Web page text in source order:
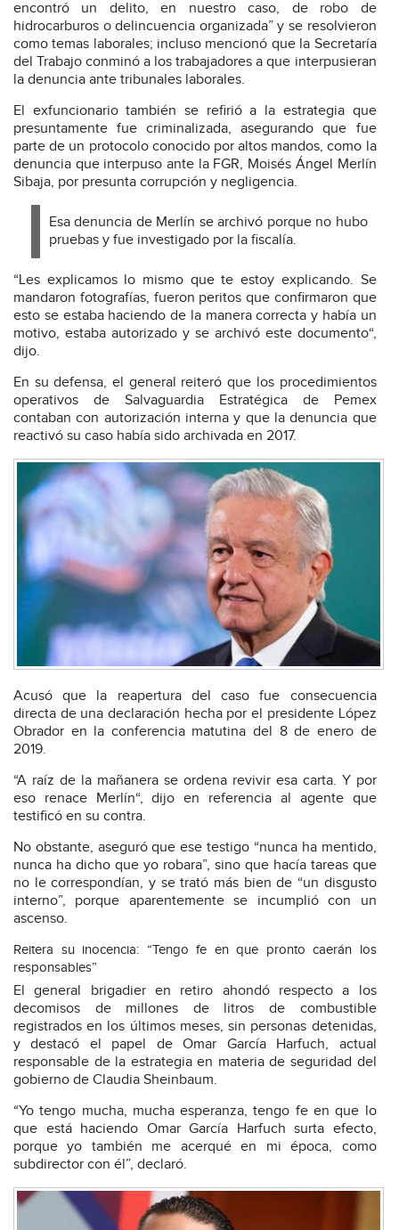
encontró un delito, en nuestro caso, de robo de
hidrocarburos o delincuencia organizada” y se resolvieron
como temas laborales; incluso mencionó que la Secretaría
del Trabajo conminó a los trabajadores a que interpusieran
la denuncia ante tribunales laborales.
El exfuncionario también se refirió a la estrategia que
presuntamente fue criminalizada, asegurando que fue
parte de un protocolo conocido por altos mandos, como la
denuncia que interpuso ante la FGR, Moisés Ángel Merlín
Sibaja, por presunta corrupción y negligencia.
Esa denuncia de Merlín se archivó porque no hubo
pruebas y fue investigado por la fiscalía.
“Les explicamos lo mismo que te estoy explicando. Se
mandaron fotografías, fueron peritos que confirmaron que
esto se estaba haciendo de la manera correcta y había un
motivo, estaba autorizado y se archivó este documento“,
dijo.
En su defensa, el general reiteró que los procedimientos
operativos de Salvaguardia Estratégica de Pemex
contaban con autorización interna y que la denuncia que
reactivó su caso había sido archivada en 2017.
Acusó que la reapertura del caso fue consecuencia
directa de una declaración hecha por el presidente López
Obrador en la conferencia matutina del 8 de enero de
2019.
“A raíz de la mañanera se ordena revivir esa carta. Y por
eso renace Merlín“, dijo en referencia al agente que
testificó en su contra.
No obstante, aseguró que ese testigo “nunca ha mentido,
nunca ha dicho que yo robara”, sino que hacía tareas que
no le correspondían, y se trató más bien de “un disgusto
interno”, porque aparentemente se incumplió con un
ascenso.
Reitera su inocencia: “Tengo fe en que pronto caerán los
responsables”
El general brigadier en retiro ahondó respecto a los
decomisos de millones de litros de combustible
registrados en los últimos meses, sin personas detenidas,
y destacó el papel de Omar García Harfuch, actual
responsable de la estrategia en materia de seguridad del
gobierno de Claudia Sheinbaum.
“Yo tengo mucha, mucha esperanza, tengo fe en que lo
que está haciendo Omar García Harfuch surta efecto,
porque yo también me acerqué en mi época, como
subdirector con él”, declaró.